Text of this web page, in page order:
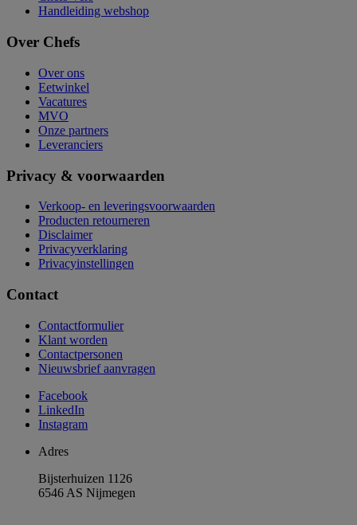
Handleiding webshop
Over Chefs
Over ons
Eetwinkel
Vacatures
MVO
Onze partners
Leveranciers
Privacy & voorwaarden
Verkoop- en leveringsvoorwaarden
Producten retourneren
Disclaimer
Privacyverklaring
Privacyinstellingen
Contact
Contactformulier
Klant worden
Contactpersonen
Nieuwsbrief aanvragen
Facebook
LinkedIn
Instagram
Adres
Bijsterhuizen 1126
6546 AS Nijmegen